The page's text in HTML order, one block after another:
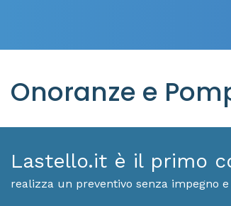
Onoranze e
Lastello.it è il primo
realizza un preventivo senza impegno